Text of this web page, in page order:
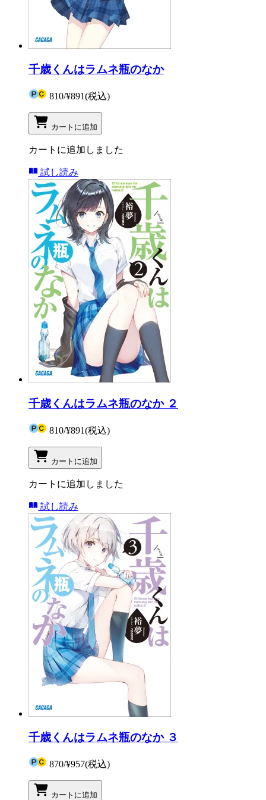
千歳くんはラムネ瓶のなか
810/¥891(税込)
カートに追加
カートに追加しました
試し読み
千歳くんはラムネ瓶のなか ２
810/¥891(税込)
カートに追加
カートに追加しました
試し読み
千歳くんはラムネ瓶のなか ３
870/¥957(税込)
カートに追加